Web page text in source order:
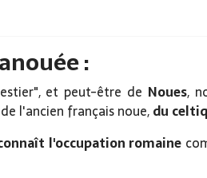
:
et peut-être de Noues,
l'ancien français noue,du
l'occupation romaine